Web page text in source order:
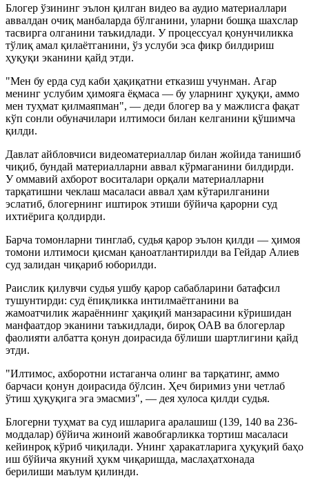
Блогер ўзининг эълон қилган видео ва аудио материаллари
аввалдан очиқ манбаларда бўлганини, уларни бошқа шахслар
тасвирга олганини таъкидлади. У процессуал қонунчиликка
тўлиқ амал қилаётганини, ўз услуби эса фикр билдириш
ҳуқуқи эканини қайд этди.
"Мен бу ерда суд каби ҳақиқатни етказиш учунман. Агар
менинг услубим ҳимояга ёқмаса — бу уларнинг ҳуқуқи, аммо
мен туҳмат қилмаяпман", — деди блогер ва у мажлисга фақат
кўп сонли обуначилари илтимоси билан келганини қўшимча
қилди.
Давлат айбловчиси видеоматериаллар билан жойида танишиб
чиқиб, бундай материалларни аввал кўрмаганини билдирди.
У оммавий ахборот воситалари орқали материалларни
тарқатишни чеклаш масаласи аввал ҳам кўтарилганини
эслатиб, блогернинг иштирок этиши бўйича қарорни суд
ихтиёрига қолдирди.
Барча томонларни тинглаб, судья қарор эълон қилди — ҳимоя
томони илтимоси қисман қаноатлантирилди ва Гейдар Алиев
суд залидан чиқариб юборилди.
Раислик қилувчи судья ушбу қарор сабабларини батафсил
тушунтирди: суд ёпиқликка интилмаётганини ва
жамоатчилик жараённинг ҳақиқий манзарасини кўришидан
манфаатдор эканини таъкидлади, бироқ ОАВ ва блогерлар
фаолияти албатта қонун доирасида бўлиши шартлигини қайд
этди.
"Илтимос, ахборотни истаганча олинг ва тарқатинг, аммо
барчаси қонун доирасида бўлсин. Ҳеч биримиз уни четлаб
ўтиш ҳуқуқига эга эмасмиз", — дея хулоса қилди судья.
Блогерни туҳмат ва суд ишларига аралашиш (139, 140 ва 236-
моддалар) бўйича жиноий жавобгарликка тортиш масаласи
кейинроқ кўриб чиқилади. Унинг ҳаракатларига ҳуқуқий баҳо
иш бўйича якуний ҳукм чиқаришда, маслаҳатхонада
берилиши маълум қилинди.